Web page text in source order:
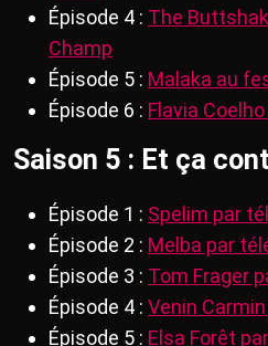
Épisode 4 : The
Champ
Épisode 5 : Malaka au
Épisode 6 : Flavia
Saison 5 : Et ça
Épisode 1 : Spelim par
Épisode 2 : Melba par
Épisode 3 : Tom Frager
Épisode 4 : Venin
Épisode 5 : Elsa Forêt